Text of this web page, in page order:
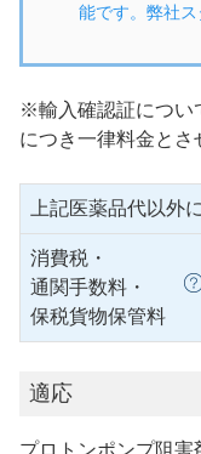
能です。弊社ス
※輸入確認証につい
につき一律料金とさ
上記医薬品代以外
消費税・
通関手数料・
保税貨物保管料
適応
プロトンポンプ阻害